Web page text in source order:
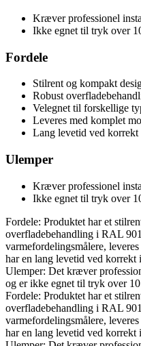
Kræver professionel
Ikke egnet til tryk over
Fordele
Stilrent og kompakt
Robust
Velegnet til forskellige
Leveres med komplet
Lang levetid ved korrekt
Ulemper
Kræver professionel
Ikke egnet til tryk over
Fordele: Produktet har et
overfladebehandling i RAL
varmefordelingsmålere,
har en lang levetid ved korrekt
Ulemper: Det kræver
og er ikke egnet til tryk over 10
Fordele: Produktet har et
overfladebehandling i RAL
varmefordelingsmålere,
har en lang levetid ved korrekt